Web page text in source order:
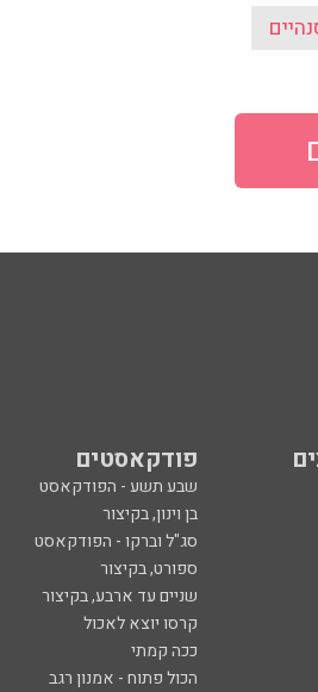
פודקאסטים
שבע תשע - הפודקאסט
בן וינון, בקיצור
סג"ל וברקו - הפודקאסט
ספורט, בקיצור
שניים עד ארבע, בקיצור
קרסו יוצא לאכול
ככה קמתי
הכול פתוח - אמנון רגב